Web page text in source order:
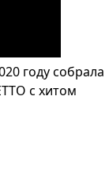
году собрала
с хитом